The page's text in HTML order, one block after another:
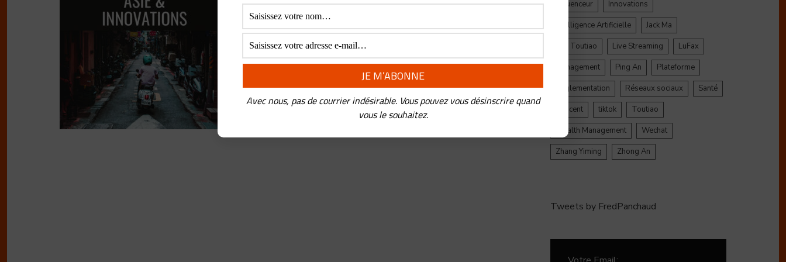
Musk…
BYFREDERIC PANCHAUD • 27 AOÛT 2020
Il y a des vies qui font un film…C’est le cas de celle de Masayoshi
Son…En fait, on pourrait faire plusieurs films. Une enfance délicate, une
famille...
Influenceur
Innovations
Intelligence Artificielle
Jack Ma
Jinri Toutiao
Live Streaming
LuFax
Management
Ping An
Plateforme
Réglementation
Réseaux sociaux
Santé
Tencent
tiktok
Toutiao
Wealth Management
Wechat
Zhang Yiming
Zhong An
Tweets by FredPanchaud
Avec nous, pas de courrier indésirable. Vous pouvez vous désinscrire quand
vous le souhaitez.